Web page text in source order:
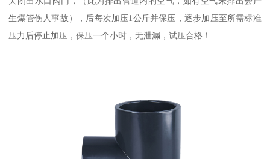
生爆管伤人事故），后每次加压1公斤并保压，逐步加压至所需标准
压力后停止加压，保压一个小时，无泄漏，试压合格！